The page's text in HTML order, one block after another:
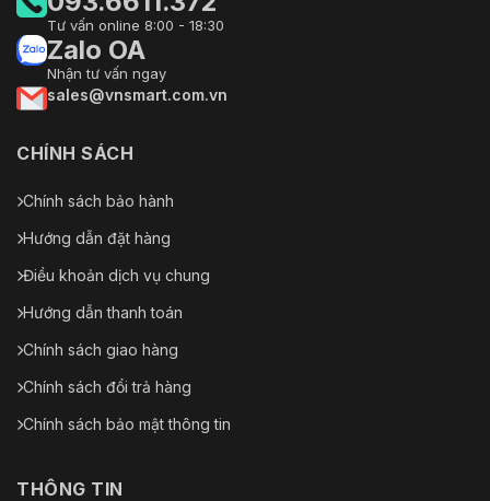
Tư vấn online 8:00 - 18:30
Zalo OA
Nhận tư vấn ngay
sales@vnsmart.com.vn
CHÍNH SÁCH
Chính sách bảo hành
Hướng dẫn đặt hàng
Điều khoản dịch vụ chung
Hướng dẫn thanh toán
Chính sách giao hàng
Chính sách đổi trả hàng
Chính sách bảo mật thông tin
THÔNG TIN